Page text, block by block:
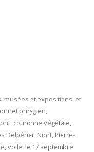
musées et expositions, et
phrygien,
, couronne végétale,
Delpérier, Niort, Pierre-
,voile, le 17 septembre